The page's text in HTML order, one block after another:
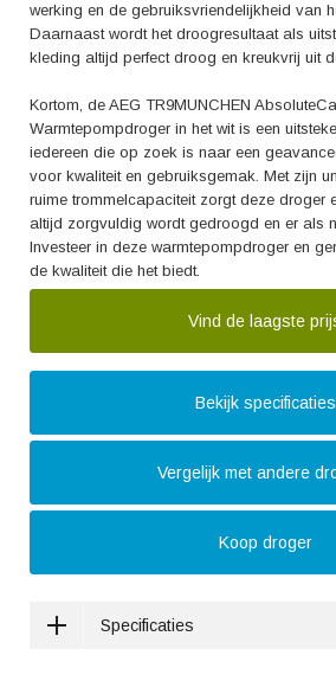
werking en de gebruiksvriendelijkheid van
Daarnaast wordt het droogresultaat als
kleding altijd perfect droog en kreukvrij uit
Kortom, de AEG TR9MUNCHEN
Warmtepompdroger in het wit is een
iedereen die op zoek is naar een
voor kwaliteit en gebruiksgemak. Met zijn
ruime trommelcapaciteit zorgt deze droger
altijd zorgvuldig wordt gedroogd en er als
Investeer in deze warmtepompdroger en
de kwaliteit die het biedt.
Vind de laagste
Bekijk specificaties
Vergelijk met andere
Koop droger
Specificaties